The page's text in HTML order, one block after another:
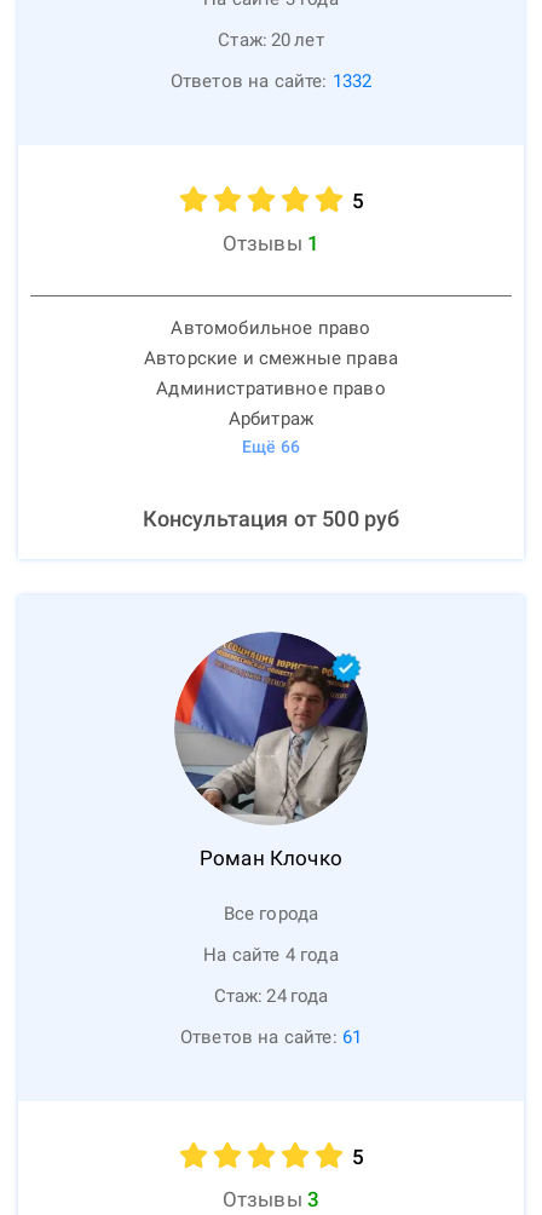
Стаж: 20лет
Ответов на сайте: 1332
5
Отзывы 1
Автомобильное право
Авторские и смежные права
Административное право
Арбитраж
Ещё 66
Консультация от 500руб
Роман Клочко
Все города
На сайте 4 года
Стаж: 24 года
Ответов на сайте: 61
5
Отзывы 3